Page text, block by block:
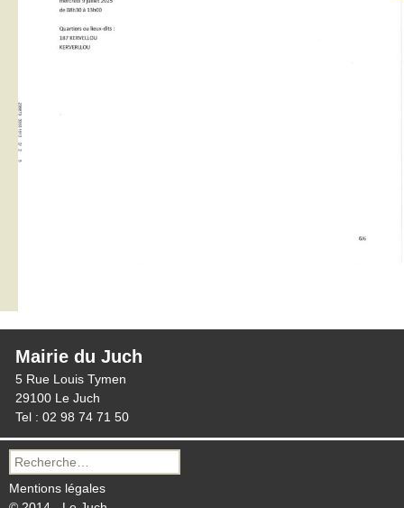
Mairie du Juch
5 Rue Louis Tymen
29100 Le Juch
Tel : 02 98 74 71 50
Recherche
pour :
Mentions légales